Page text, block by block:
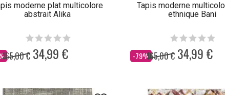
moderne plat multicolore
abstrait Alika
165,00 € 34,99 €
Tapis moderne
ethnique Bani
-79%
Dès 165,00 € 34,99 €